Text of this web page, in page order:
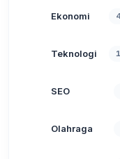
Ekonomi
Teknologi
SEO
Olahraga